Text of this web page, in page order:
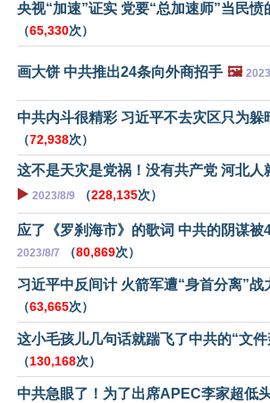
央视“加速”证实 党要“总加速师”当民愤
（65,330次）
画大饼 中共推出24条向外商招手 🖼️
中共内斗很精彩 习近平不去灾区只为躲
（72,938次）
这不是天灾是党祸！没有共产党 河北人
▶️ 2023/8/9 （228,135次）
应了《罗刹海市》的歌词 中共的阴谋被
2023/8/7 （80,869次）
习近平中反间计 火箭军遭“身首分离”战
（63,665次）
这小毛孩儿几句话就踹飞了中共的“文件
（130,168次）
中共急眼了！为了出席APEC李家超低